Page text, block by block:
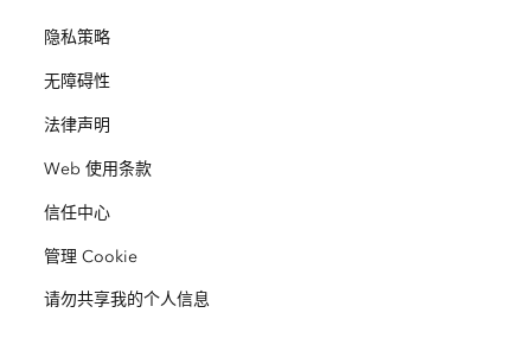
Esri Store
ArcNews
ArcWatch
Esri 视频
开放视野
业务行为准则
网站地图
保护
教育
种族平等
隐私策略
无障碍性
法律声明
Web 使用条款
信任中心
管理 Cookie
请勿共享我的个人信息